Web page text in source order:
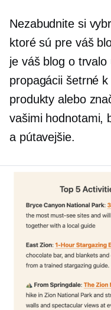
Nezabudnite si
ktoré sú pre váš
je váš blog o
propagácii šetrné k
produkty alebo
vašimi hodnotami,
a pútavejšie.